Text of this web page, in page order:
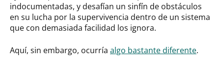
indocumentadas, y desafían un sinfín de obstáculos
en su lucha por la supervivencia dentro de un sistema
que con demasiada facilidad los ignora.
Aquí, sin embargo, ocurría algo bastante diferente.